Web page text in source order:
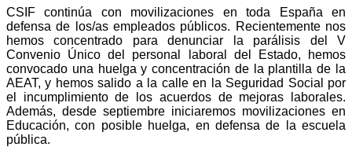
CSIF continúa con movilizaciones en toda España en
defensa de los/as empleados públicos. Recientemente nos
hemos concentrado para denunciar la parálisis del V
Convenio Único del personal laboral del Estado, hemos
convocado una huelga y concentración de la plantilla de la
AEAT, y hemos salido a la calle en la Seguridad Social por
el incumplimiento de los acuerdos de mejoras laborales.
Además, desde septiembre iniciaremos movilizaciones en
Educación, con posible huelga, en defensa de la escuela
pública.